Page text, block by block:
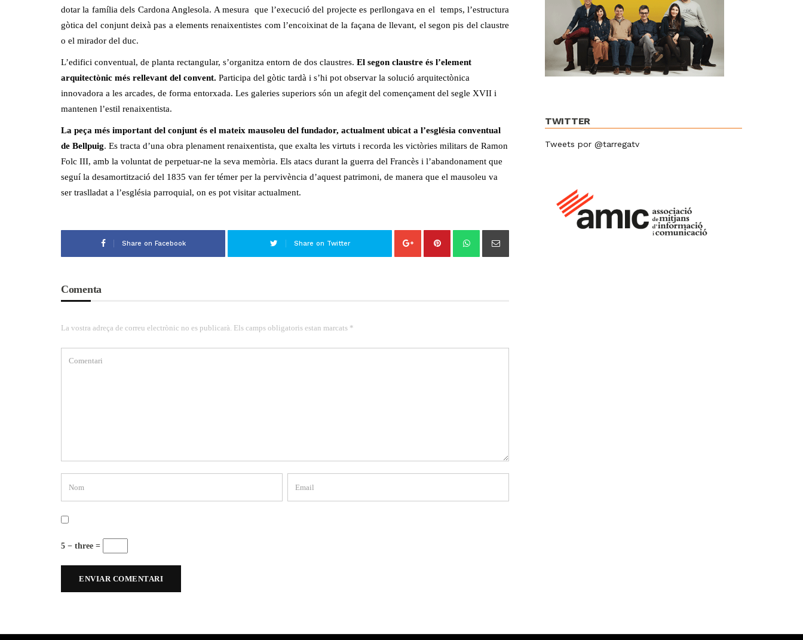
dotar la família dels Cardona Anglesola. A mesura que l’execució del projecte es perllongava en el temps, l’estructura
gòtica del conjunt deixà pas a elements renaixentistes com l’encoixinat de la façana de llevant, el segon pis del claustre
o el mirador del duc.
L’edifici conventual, de planta rectangular, s’organitza entorn de dos claustres. El segon claustre és l’element
arquitectònic més rellevant del convent. Participa del gòtic tardà i s’hi pot observar la solució arquitectònica
innovadora a les arcades, de forma entorxada. Les galeries superiors són un afegit del començament del segle XVII i
mantenen l’estil renaixentista.
La peça més important del conjunt és el mateix mausoleu del fundador, actualment ubicat a l’església conventual
de Bellpuig. Es tracta d’una obra plenament renaixentista, que exalta les virtuts i recorda les victòries militars de Ramon
Folc III, amb la voluntat de perpetuar-ne la seva memòria. Els atacs durant la guerra del Francès i l’abandonament que
seguí la desamortització del 1835 van fer témer per la pervivència d’aquest patrimoni, de manera que el mausoleu va
ser traslladat a l’església parroquial, on es pot visitar actualment.
Share on Facebook Share on Twitter
Comenta
La vostra adreça de correu electrònic no es publicarà. Els camps obligatoris estan marcats *
5 − three =
TWITTER
Tweets por @tarregatv